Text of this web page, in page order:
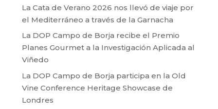
La Cata de Verano 2026 nos llevó de viaje por
el Mediterráneo a través de la Garnacha
La DOP Campo de Borja recibe el Premio
Planes Gourmet a la Investigación Aplicada al
Viñedo
La DOP Campo de Borja participa en la Old
Vine Conference Heritage Showcase de
Londres